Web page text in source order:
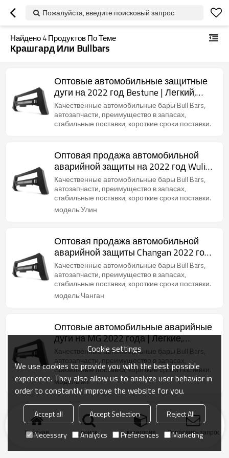
Пожалуйста, введите поисковый запрос
Найдено4Продуктов По Теме
Крашгард Или Bullbars
Оптовые автомобильные защитные
дуги на 2022 год Bestune | Легкий,
устойчивый к коррозии и жаростойкий
| Автозапчасти для Bestune
Качественные автомобильные бары Bull Bars,
автозапчасти, преимущество в запасах,
стабильные поставки, короткие сроки поставки.
Оптовая продажа автомобильной
аварийной защиты на 2022 год Wuling
| Легкий, устойчивый к коррозии и
жаростойкий | Автозапчасти для
кузова Wuling
Качественные автомобильные бары Bull Bars,
автозапчасти, преимущество в запасах,
стабильные поставки, короткие сроки поставки.
модель:Улин
Оптовая продажа автомобильной
аварийной защиты Changan 2022 года
| Легкий, устойчивый к коррозии и
жаростойкий | Автозапчасти Changan
Качественные автомобильные бары Bull Bars,
автозапчасти, преимущество в запасах,
стабильные поставки, короткие сроки поставки.
модель:Чанган
Оптовые автомобильные аварийные
дуги на MG 2022 года | Легкие,
устойчивые к коррозии и жаростойкие
| Авто кузовные детали для MG
Качественные автомобильные бары Bull Bars,
автозапчасти, преимущество в запасах,
стабильные поставки, короткие сроки поставки.
модель:МГ
Главная поиск категория Отправить запрос
Cookie settings
We use cookies to provide you with the best possible
experience. They also allow us to analyze user behavior in
order to constantly improve the website for you.
Accept all Accept Selection
Reject All
Necessary
Analytics Preferences Marketing